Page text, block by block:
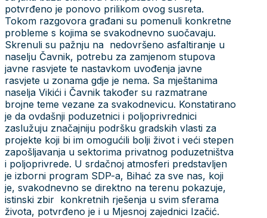
potvrđeno je ponovo prilikom ovog susreta.
Tokom razgovora građani su pomenuli konkretne
probleme s kojima se svakodnevno suočavaju.
Skrenuli su pažnju na nedovršeno asfaltiranje u
naselju Čavnik, potrebu za zamjenom stupova
javne rasvjete te nastavkom uvođenja javne
rasvjete u zonama gdje je nema. Sa mještanima
naselja Vikići i Čavnik također su razmatrane
brojne teme vezane za svakodnevicu. Konstatirano
je da ovdašnji poduzetnici i poljoprivrednici
zaslužuju značajniju podršku gradskih vlasti za
projekte koji bi im omogućili bolji život i veći stepen
zapošljavanja u sektorima privatnog poduzetništva
i poljoprivrede. U srdačnoj atmosferi predstavljen
je izborni program SDP-a, Bihać za sve nas, koji
je, svakodnevno se direktno na terenu pokazuje,
istinski zbir konkretnih rješenja u svim sferama
života, potvrđeno je i u Mjesnoj zajednici Izačić.